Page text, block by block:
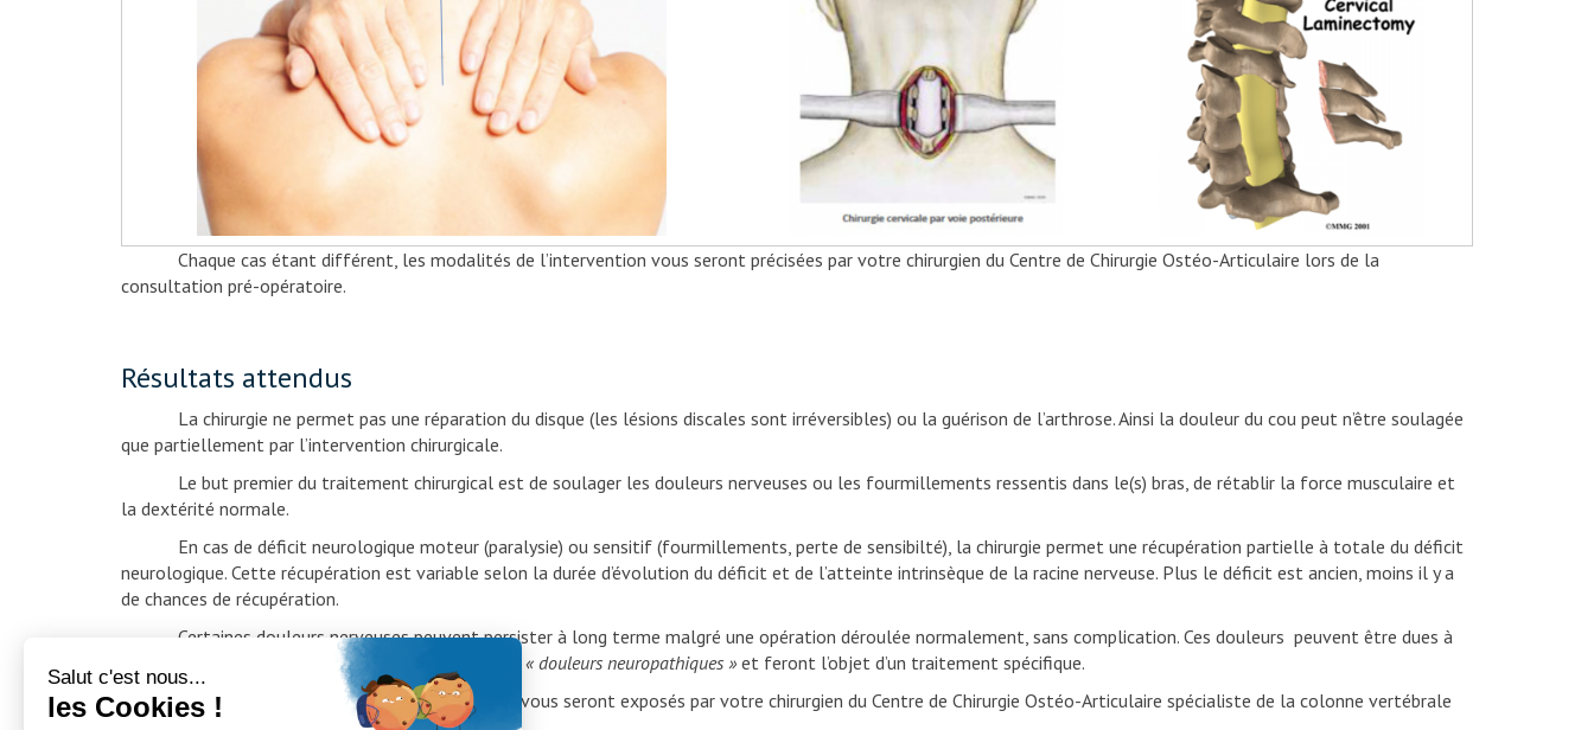
Chaque cas étant différent, les modalités de l’intervention vous seront précisées par votre chirurgien du Centre de Chirurgie Ostéo-Articulaire lors de la
consultation pré-opératoire.
Résultats attendus
La chirurgie ne permet pas une réparation du disque (les lésions discales sont irréversibles) ou la guérison de l’arthrose. Ainsi la douleur du cou peut n’être soulagée
que partiellement par l’intervention chirurgicale.
Le but premier du traitement chirurgical est de soulager les douleurs nerveuses ou les fourmillements ressentis dans le(s) bras, de rétablir la force musculaire et
la dextérité normale.
En cas de déficit neurologique moteur (paralysie) ou sensitif (fourmillements, perte de sensibilté), la chirurgie permet une récupération partielle à totale du déficit
neurologique. Cette récupération est variable selon la durée d’évolution du déficit et de l’atteinte intrinsèque de la racine nerveuse. Plus le déficit est ancien, moins il y a
de chances de récupération.
Certaines douleurs nerveuses peuvent persister à long terme malgré une opération déroulée normalement, sans complication. Ces douleurs peuvent être dues à
des lésions internes des nerfs, elles sont appelées « douleurs neuropathiques » et feront l’objet d’un traitement spécifique.
Les risques liés à l’intervention chirurgicale vous seront exposés par votre chirurgien du Centre de Chirurgie Ostéo-Articulaire spécialiste de la colonne vertébrale